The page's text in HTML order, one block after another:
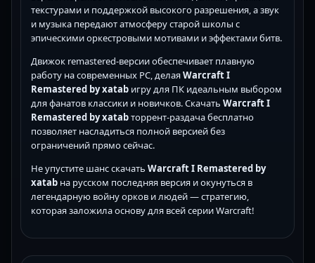
текстурами и поддержкой высокого разрешения, а звук
и музыка передают атмосферу старой школы с
эпическими оркестровыми мотивами и эффектами битв.
Движок remastered-версии обеспечивает плавную
работу на современных PC, делаяWarcraft I
Remastered by xatab игру для ПК идеальным выбором
для фанатов классики и новичков. Скачать Warcraft I
Remastered by xatabторрент-раздача бесплатно
позволяет насладиться полной версией без
ограничений прямо сейчас.
Не упустите шанс скачать Warcraft I Remastered by
xatab на русском последняя версия и окунуться в
легендарную войну орков и людей — стратегию,
которая заложила основу для всей серии Warcraft!